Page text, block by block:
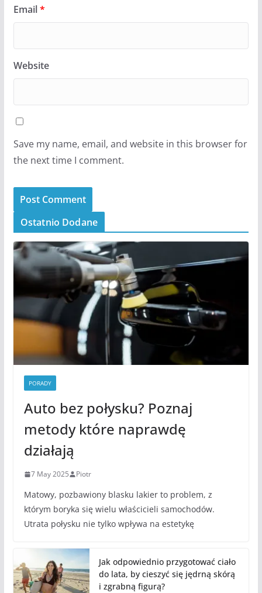
Email*
Website
Save my name, email, and website in this browser for
the next time I comment.
Ostatnio Dodane
PORADY
Auto bez połysku? Poznaj
metody które naprawdę
działają
7 May 2025 Piotr
Matowy, pozbawiony blasku lakier to problem, z
którym boryka się wielu właścicieli samochodów.
Utrata połysku nie tylko wpływa na estetykę
Jak odpowiednio przygotować ciało
do lata, by cieszyć się jędrną skórą
i zgrabną figurą?